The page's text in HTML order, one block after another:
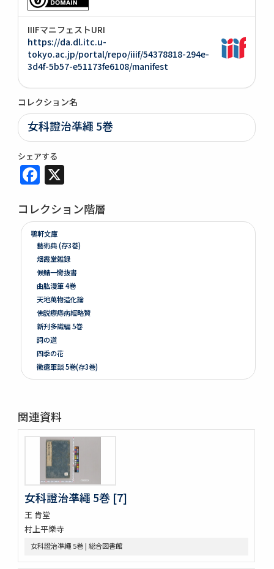
IIIFマニフェストURI
https://da.dl.itc.u-
tokyo.ac.jp/portal/repo/iiif/54378818-294e-
3d4f-5b57-e51173fe6108/manifest
コレクション名
女科證治凖繩 5巻
シェアする
Facebook
コレクション階層
鶚軒文庫
藝術典 (存3巻)
烟霞堂雑録
候鯖一臠抜書
曲肱漫筆 4巻
天地萬物造化論
佛説療痔病經略贊
新刋多識編 5巻
詞の道
四季の花
黴瘡軍談 5巻(存3巻)
煮藥漫抄 2巻
北女閭起原 3巻
さんてう記ときのたいこ
さんてう記ときのたいこ
疱瘡絵
繪本子供あそひ
映間紀聞
有馬山温泉由来 . 下野國安蘇郡赤岩庚申山記
伊香保志
野州鹽原温泉真圖
下野國塩谷郡塩原温泉之圖
関連資料
女科證治凖繩 5巻 [7]
王 肯堂
村上平樂寺
女科證治凖繩 5巻 | 総合図書館